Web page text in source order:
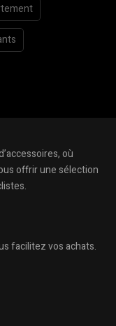
où
offrir une sélection
facilitez vos achats.